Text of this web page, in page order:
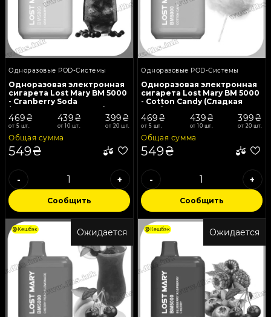
Одноразовые POD-Системы
Одноразовая электронная
сигарета Lost Mary BM 5000
- Cranberry Soda
(Клюквенная Содовая)
469₴
от 5 шт.
439₴
от 10 шт.
399₴
от 20 шт.
Общая сумма
549₴
- +
Сообщить
Одноразовые POD-Системы
Одноразовая электронная
сигарета Lost Mary BM 5000
- Cotton Candy (Сладкая
Вата)
469₴
от 5 шт.
439₴
от 10 шт.
399₴
от 20 шт.
Общая сумма
549₴
- +
Сообщить
Ожидается
Кешбэк Ожидается
Кешбэк